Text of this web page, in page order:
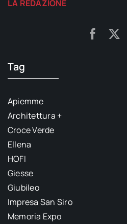
LA REDAZIONE
Tag
Apiemme
Architettura +
Croce Verde
Ellena
HOFI
Giesse
Giubileo
Impresa San Siro
Memoria Expo